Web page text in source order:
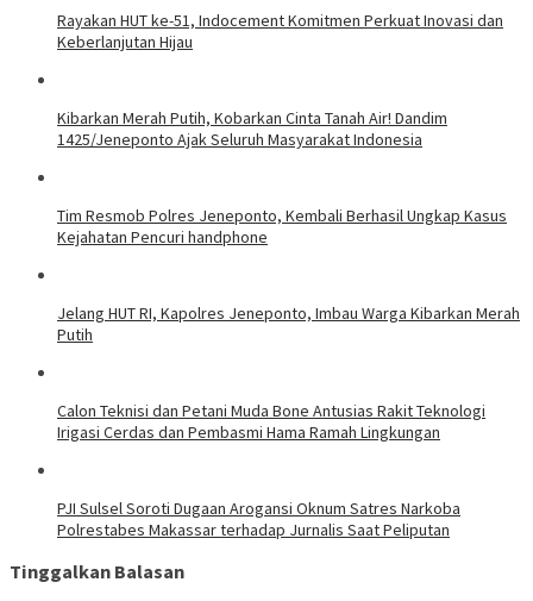
Rayakan HUT ke-51, Indocement Komitmen Perkuat Inovasi dan
Keberlanjutan Hijau
Kibarkan Merah Putih, Kobarkan Cinta Tanah Air! Dandim
1425/Jeneponto Ajak Seluruh Masyarakat Indonesia
Tim Resmob Polres Jeneponto, Kembali Berhasil Ungkap Kasus
Kejahatan Pencuri handphone
Jelang HUT RI, Kapolres Jeneponto, Imbau Warga Kibarkan Merah
Putih
Calon Teknisi dan Petani Muda Bone Antusias Rakit Teknologi
Irigasi Cerdas dan Pembasmi Hama Ramah Lingkungan
PJI Sulsel Soroti Dugaan Arogansi Oknum Satres Narkoba
Polrestabes Makassar terhadap Jurnalis Saat Peliputan
Tinggalkan Balasan